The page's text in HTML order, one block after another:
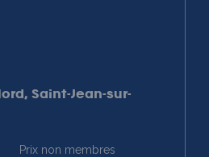
Saint-Jean-sur-
Prix non membres